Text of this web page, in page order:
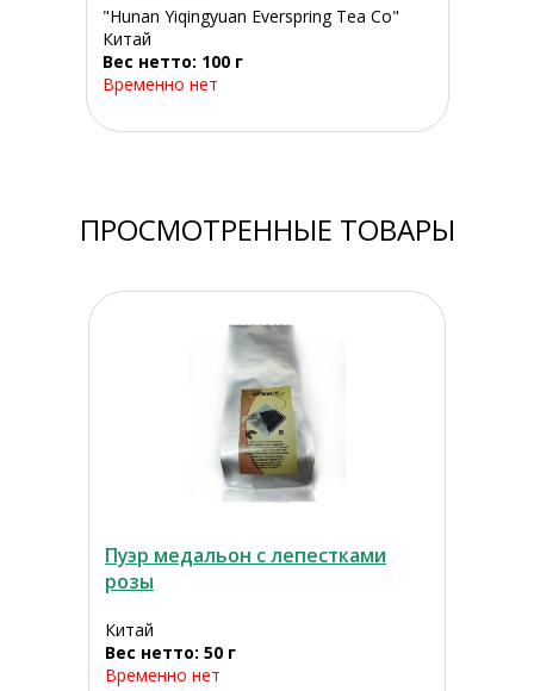
"Hunan Yiqingyuan Everspring Tea Co"
Китай
Вес нетто: 100 г
Временно нет
ПРОСМОТРЕННЫЕ ТОВАРЫ
Пуэр медальон с лепестками
розы
Китай
Вес нетто: 50 г
Временно нет